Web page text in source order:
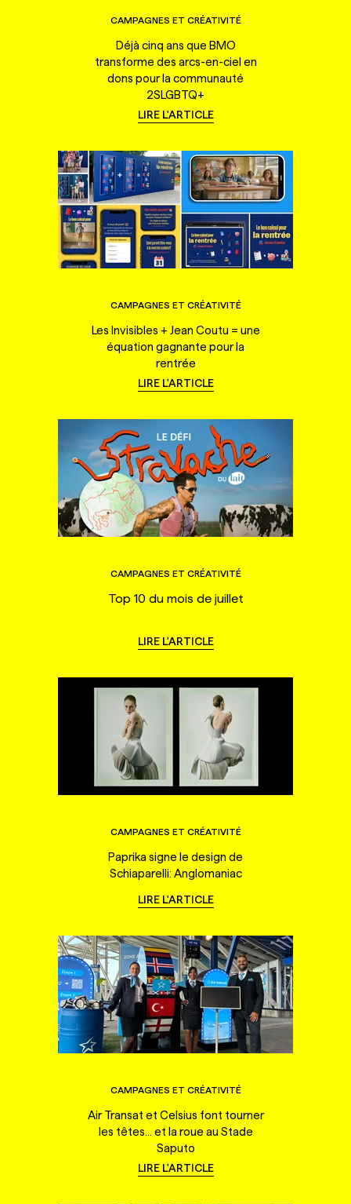
CAMPAGNES ET CRÉATIVITÉ
Déjà cinq ans que BMO
transforme des arcs-en-ciel en
dons pour la communauté
2SLGBTQ+
LIRE L'ARTICLE
CAMPAGNES ET CRÉATIVITÉ
Les Invisibles + Jean Coutu = une
équation gagnante pour la
rentrée
LIRE L'ARTICLE
CAMPAGNES ET CRÉATIVITÉ
Top 10 du mois de juillet
LIRE L'ARTICLE
CAMPAGNES ET CRÉATIVITÉ
Paprika signe le design de
Schiaparelli: Anglomaniac
LIRE L'ARTICLE
CAMPAGNES ET CRÉATIVITÉ
Air Transat et Celsius font tourner
les têtes... et la roue au Stade
Saputo
LIRE L'ARTICLE